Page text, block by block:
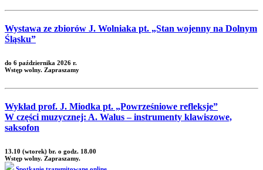
Wystawa ze zbiorów J. Wolniaka pt. „Stan wojenny na Dolnym
Śląsku”
do 6 października 2026 r.
Wstęp wolny. Zapraszamy
Wykład prof. J. Miodka pt. „Powrześniowe refleksje”
W części muzycznej: A. Walus – instrumenty klawiszowe,
saksofon
13.10 (wtorek) br. o godz. 18.00
Wstęp wolny. Zapraszamy.